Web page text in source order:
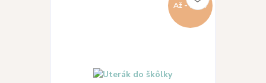
Až - 29 %